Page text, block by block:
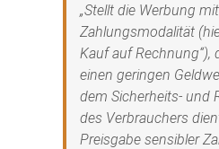
„Stellt die Werbung
Zahlungsmodalität
Kauf auf Rechnung“),
einen geringen
dem Sicherheits- und
des Verbrauchers
Preisgabe sensibler